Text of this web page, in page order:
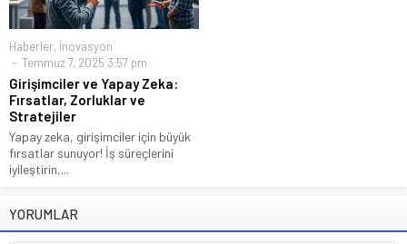
Haberler, İnovasyon
Temmuz 7, 2025 3:57 pm
Girişimciler ve Yapay Zeka:
Fırsatlar, Zorluklar ve
Stratejiler
Yapay zeka, girişimciler için büyük
fırsatlar sunuyor! İş süreçlerini
iyileştirin,...
YORUMLAR